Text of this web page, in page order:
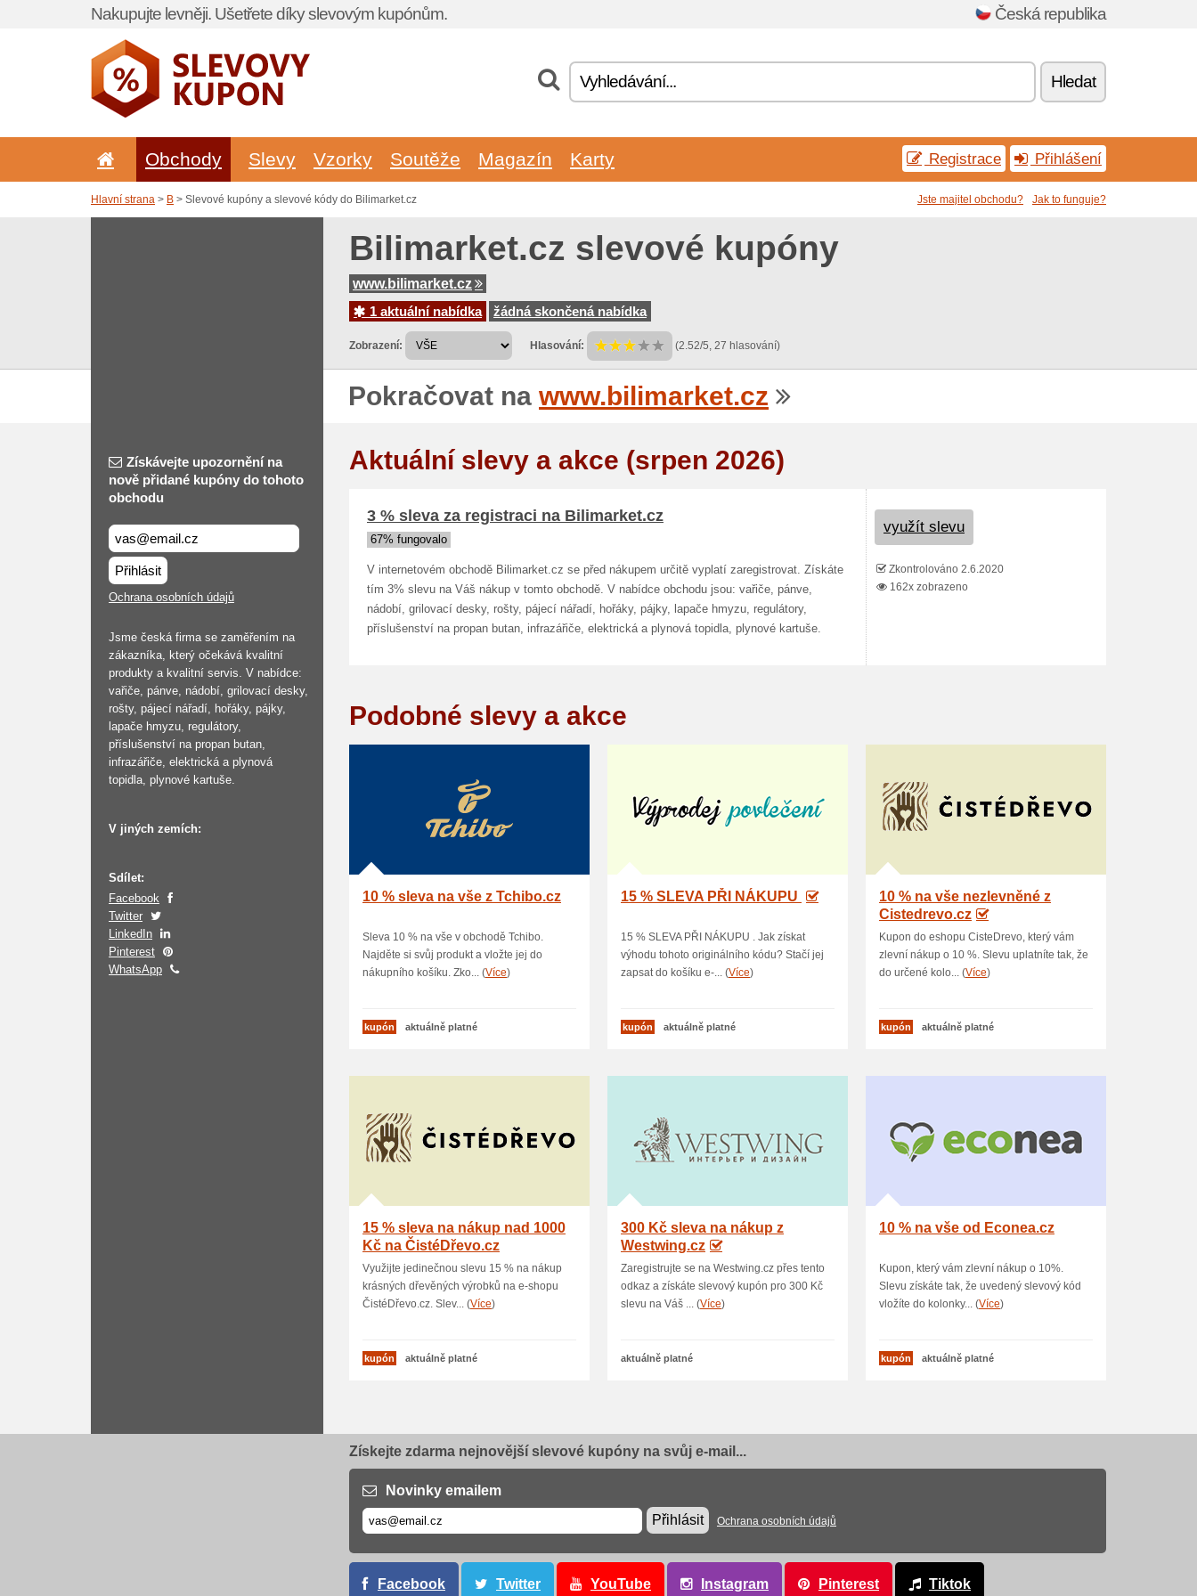
Nakupujte levněji. Ušetřete díky slevovým kupónům. Česká republika
Hledat
Obchody Slevy Vzorky Soutěže Magazín Karty Registrace Přihlášení
Hlavní strana > B > Slevové kupóny a slevové kódy do Bilimarket.cz Jste majitel obchodu? Jak to funguje?
Bilimarket.cz slevové kupóny
www.bilimarket.cz
1 aktuální nabídka
žádná skončená nabídka
Zobrazení: Hlasování: (2.52/5, 27 hlasování)
Pokračovat na www.bilimarket.cz
Získávejte upozornění na
nově přidané kupóny do tohoto
obchodu
Přihlásit
Ochrana osobních údajů
Jsme česká firma se zaměřením na
zákazníka, který očekává kvalitní
produkty a kvalitní servis. V nabídce:
vařiče, pánve, nádobí, grilovací desky,
rošty, pájecí nářadí, hořáky, pájky,
lapače hmyzu, regulátory,
příslušenství na propan butan,
infrazářiče, elektrická a plynová
topidla, plynové kartuše.
V jiných zemích:
Sdílet:
Facebook
Twitter
LinkedIn
Pinterest
WhatsApp
Aktuální slevy a akce (srpen 2026)
3 % sleva za registraci na Bilimarket.cz
67% fungovalo
V internetovém obchodě Bilimarket.cz se před nákupem určitě vyplatí zaregistrovat. Získáte
tím 3% slevu na Váš nákup v tomto obchodě. V nabídce obchodu jsou: vařiče, pánve,
nádobí, grilovací desky, rošty, pájecí nářadí, hořáky, pájky, lapače hmyzu, regulátory,
příslušenství na propan butan, infrazářiče, elektrická a plynová topidla, plynové kartuše.
využít slevu
Zkontrolováno 2.6.2020
162x zobrazeno
Podobné slevy a akce
10 % sleva na vše z Tchibo.cz
Sleva 10 % na vše v obchodě Tchibo.
Najděte si svůj produkt a vložte jej do
nákupního košíku. Zko... (Více)
kupón aktuálně platné
15 % SLEVA PŘI NÁKUPU
15 % SLEVA PŘI NÁKUPU . Jak získat
výhodu tohoto originálního kódu? Stačí jej
zapsat do košíku e-... (Více)
kupón aktuálně platné
10 % na vše nezlevněné z
Cistedrevo.cz
Kupon do eshopu CisteDrevo, který vám
zlevní nákup o 10 %. Slevu uplatníte tak, že
do určené kolo... (Více)
kupón aktuálně platné
15 % sleva na nákup nad 1000
Kč na ČistéDřevo.cz
Využijte jedinečnou slevu 15 % na nákup
krásných dřevěných výrobků na e-shopu
ČistéDřevo.cz. Slev... (Více)
kupón aktuálně platné
300 Kč sleva na nákup z
Westwing.cz
Zaregistrujte se na Westwing.cz přes tento
odkaz a získáte slevový kupón pro 300 Kč
slevu na Váš ... (Více)
aktuálně platné
10 % na vše od Econea.cz
Kupon, který vám zlevní nákup o 10%.
Slevu získáte tak, že uvedený slevový kód
vložíte do kolonky... (Více)
kupón aktuálně platné
Získejte zdarma nejnovější slevové kupóny na svůj e-mail...
Novinky emailem
Přihlásit
Ochrana osobních údajů
Facebook Twitter YouTube Instagram Pinterest Tiktok